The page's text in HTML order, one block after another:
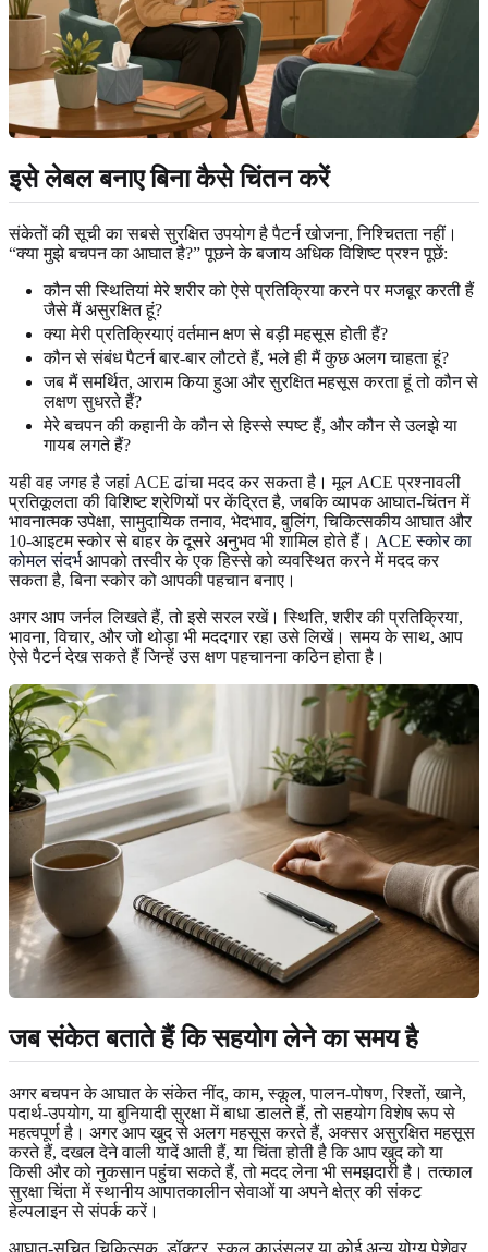
इसे लेबल बनाए बिना कैसे चिंतन करें
संकेतों की सूची का सबसे सुरक्षित उपयोग है पैटर्न खोजना, निश्चितता नहीं।
“क्या मुझे बचपन का आघात है?” पूछने के बजाय अधिक विशिष्ट प्रश्न पूछें:
कौन सी स्थितियां मेरे शरीर को ऐसे प्रतिक्रिया करने पर मजबूर करती हैं
जैसे मैं असुरक्षित हूं?
क्या मेरी प्रतिक्रियाएं वर्तमान क्षण से बड़ी महसूस होती हैं?
कौन से संबंध पैटर्न बार-बार लौटते हैं, भले ही मैं कुछ अलग चाहता हूं?
जब मैं समर्थित, आराम किया हुआ और सुरक्षित महसूस करता हूं तो कौन से
लक्षण सुधरते हैं?
मेरे बचपन की कहानी के कौन से हिस्से स्पष्ट हैं, और कौन से उलझे या
गायब लगते हैं?
यही वह जगह है जहां ACE ढांचा मदद कर सकता है। मूल ACE प्रश्नावली
प्रतिकूलता की विशिष्ट श्रेणियों पर केंद्रित है, जबकि व्यापक आघात-चिंतन में
भावनात्मक उपेक्षा, सामुदायिक तनाव, भेदभाव, बुलिंग, चिकित्सकीय आघात और
10-आइटम स्कोर से बाहर के दूसरे अनुभव भी शामिल होते हैं। ACE स्कोर का
कोमल संदर्भआपको तस्वीर के एक हिस्से को व्यवस्थित करने में मदद कर
सकता है, बिना स्कोर को आपकी पहचान बनाए।
अगर आप जर्नल लिखते हैं, तो इसे सरल रखें। स्थिति, शरीर की प्रतिक्रिया,
भावना, विचार, और जो थोड़ा भी मददगार रहा उसे लिखें। समय के साथ, आप
ऐसे पैटर्न देख सकते हैं जिन्हें उस क्षण पहचानना कठिन होता है।
जब संकेत बताते हैं कि सहयोग लेने का समय है
अगर बचपन के आघात के संकेत नींद, काम, स्कूल, पालन-पोषण, रिश्तों, खाने,
पदार्थ-उपयोग, या बुनियादी सुरक्षा में बाधा डालते हैं, तो सहयोग विशेष रूप से
महत्वपूर्ण है। अगर आप खुद से अलग महसूस करते हैं, अक्सर असुरक्षित महसूस
करते हैं, दखल देने वाली यादें आती हैं, या चिंता होती है कि आप खुद को या
किसी और को नुकसान पहुंचा सकते हैं, तो मदद लेना भी समझदारी है। तत्काल
सुरक्षा चिंता में स्थानीय आपातकालीन सेवाओं या अपने क्षेत्र की संकट
हेल्पलाइन से संपर्क करें।